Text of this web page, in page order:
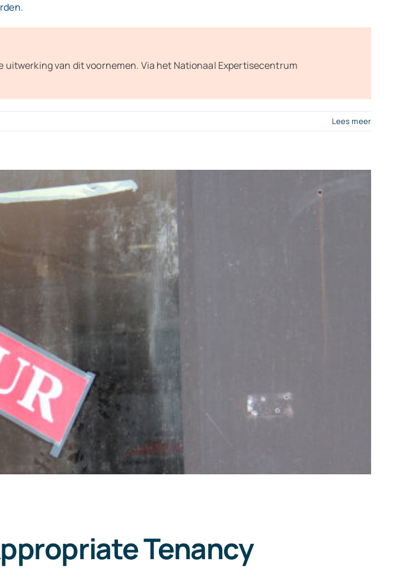
van dit voornemen. Via het Nationaal Expertisecentrum
Lees meer
Tenancy